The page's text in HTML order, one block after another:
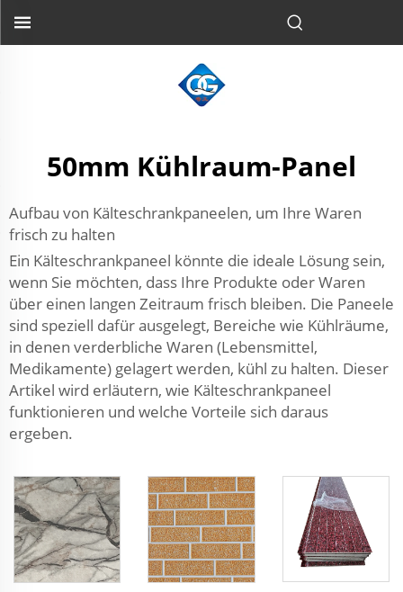
50mm Kühlraum-Panel
Aufbau von Kälteschrankpaneelen, um Ihre Waren
frisch zu halten
Ein Kälteschrankpaneel könnte die ideale Lösung sein,
wenn Sie möchten, dass Ihre Produkte oder Waren
über einen langen Zeitraum frisch bleiben. Die Paneele
sind speziell dafür ausgelegt, Bereiche wie Kühlräume,
in denen verderbliche Waren (Lebensmittel,
Medikamente) gelagert werden, kühl zu halten. Dieser
Artikel wird erläutern, wie Kälteschrankpaneel
funktionieren und welche Vorteile sich daraus
ergeben.